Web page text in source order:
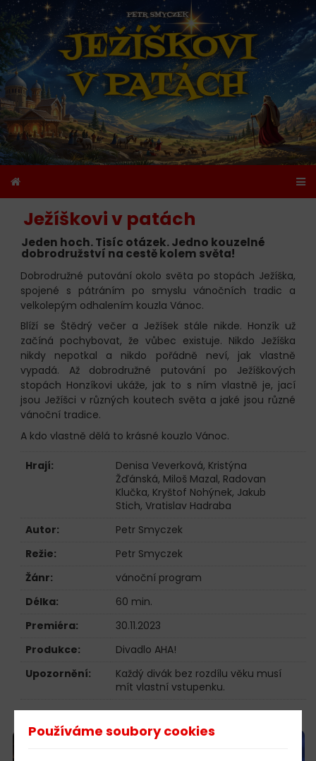
Ježíškovi v patách
Jeden hoch. Tisíc otázek. Jedno kouzelné
dobrodružství na cestě kolem světa!
Dobrodružné putování okolo světa po stopách Ježíška,
spojené s pátráním po smyslu vánočních tradic a
velkolepým odhalením kouzla Vánoc.
Blíží se Štědrý večer a Ježíšek stále nikde. Honzík už
začíná pochybovat, že vůbec existuje. Nikdo Ježíška
nikdy nepotkal a nikdo pořádně neví, jak vlastně
vypadá. Až dobrodružné putování po Ježíškových
stopách Honzíkovi ukáže, jak to s ním vlastně je, jací
jsou Ježíšci v různých koutech světa a jaké jsou různé
vánoční tradice.
A kdo vlastně dělá to krásné kouzlo Vánoc.
Hrají: Denisa Veverková, Kristýna
Žďánská, Miloš Mazal, Radovan
Klučka, Kryštof Nohýnek, Jakub
Stich, Vratislav Hadraba
Autor:
Petr Smyczek
Režie:
Petr Smyczek
Žánr:
vánoční program
Délka:
60 min.
Premiéra:
30.11.2023
Produkce:
Divadlo AHA!
Upozornění:
Každý divák bez rozdílu věku musí
mít vlastní vstupenku.
Fotogalerie
Používáme soubory cookies